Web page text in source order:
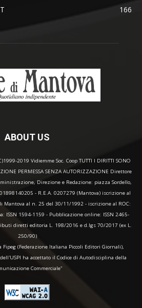
166
ABOUT US
2019 Vidiemme Soc. Coop TUTTI I DIRITTI SONO
PERMESSA SENZA AUTORIZZAZIONE Direttore
Direzione e Redazione: piazza Sordello,
- R.E.A. 0207279 (Mantova) iscrizione al
Mantova al n. 25 del 30/11/1992 - iscrizione al ROC:
ISSN 1594-1159 - Pubblicazione online: ISSN 2465-
diretti editoria L. 198/2016 e d.lgs 70/2017 (ex L.
250/90)
Fipeg (Federazione Italiana Piccoli Editori Giornali),
ha accettato il Codice di Autodisciplina della
Commerciale"